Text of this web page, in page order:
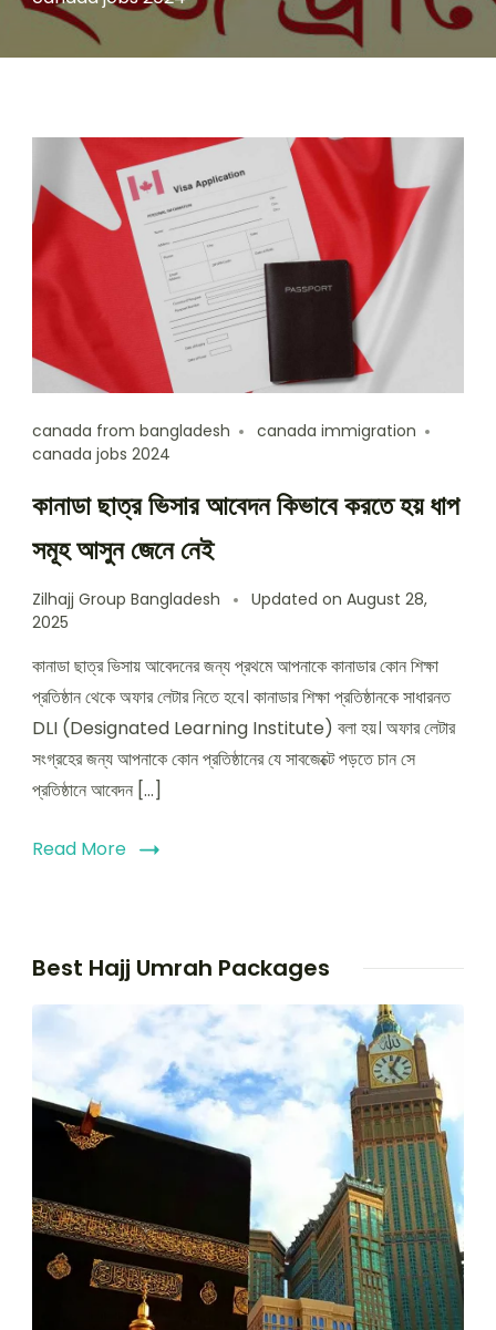
canada from bangladesh
canada immigration
canada jobs 2024
কানাডা ছাত্র ভিসার আবেদন কিভাবে করতে হয় ধাপ
সমূহ আসুন জেনে নেই
Zilhajj Group Bangladesh Updated on August 28,
2025
কানাডা ছাত্র ভিসায় আবেদনের জন্য প্রথমে আপনাকে কানাডার কোন শিক্ষা
প্রতিষ্ঠান থেকে অফার লেটার নিতে হবে। কানাডার শিক্ষা প্রতিষ্ঠানকে সাধারনত
DLI (Designated Learning Institute) বলা হয়। অফার লেটার
সংগ্রহের জন্য আপনাকে কোন প্রতিষ্ঠানের যে সাবজেক্টে পড়তে চান সে
প্রতিষ্ঠানে আবেদন […]
Read More
Best Hajj Umrah Packages